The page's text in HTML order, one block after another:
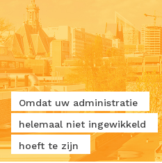
Omdat uw administratie
helemaal niet ingewikkeld
hoeft te zijn